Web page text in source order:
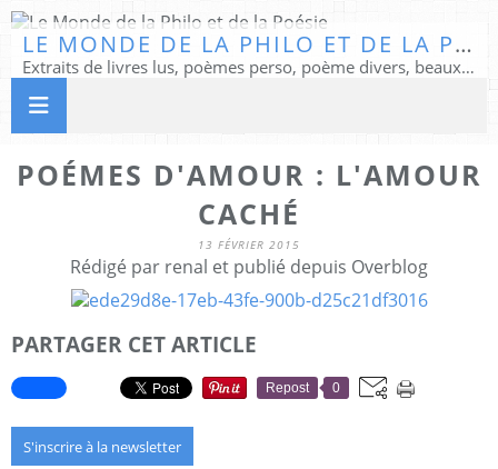
LE MONDE DE LA PHILO ET DE LA POÉSIE
Extraits de livres lus, poèmes perso, poème divers, beaux textes...
POÉMES D'AMOUR : L'AMOUR
CACHÉ
13 FÉVRIER 2015
Rédigé par renal et publié depuis Overblog
PARTAGER CET ARTICLE
Repost 0
S'inscrire à la newsletter